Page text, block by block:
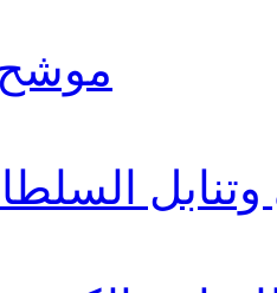
موشح